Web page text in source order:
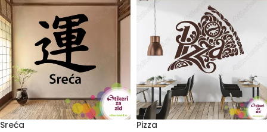
Sreća Pizza